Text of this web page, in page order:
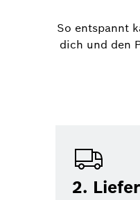
So entspannt
dich und den
2.